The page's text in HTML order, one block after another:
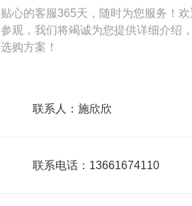
贴心的客服365天，随时为您服务！
参观，我们将竭诚为您提供详细介绍
选购方案！
联系人：施欣欣
联系电话：13661674110